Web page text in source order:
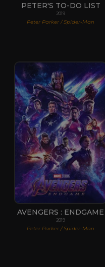
PETER'S TO-DO LIST
2019
Peter Parker / Spider-Man
AVENGERS : ENDGAME
2019
Peter Parker / Spider-Man